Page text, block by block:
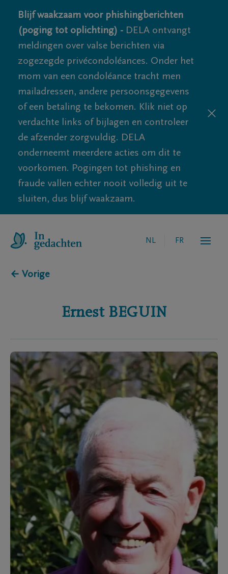
Blijf waakzaam voor phishingberichten
(poging tot oplichting) - DELA ontvangt
meldingen over valse berichten via
zogezegde privécondoléances. Onder het
mom van een condoléance tracht men
mailadressen, andere persoonsgegevens
of een betaling te bekomen. Klik niet op
verdachte links of bijlagen en controleer
de afzender zorgvuldig. DELA
onderneemt meerdere acties om dit te
voorkomen. Pogingen tot phishing en
fraude vallen echter nooit volledig uit te
sluiten, dus blijf waakzaam.
NL FR
← Vorige
Ernest BEGUIN